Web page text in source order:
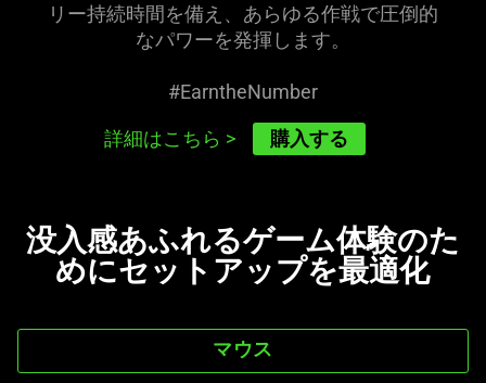
リー持続時間を備え、あらゆる作戦で圧倒的
なパワーを発揮し ます。
#EarntheNumber
詳細はこちら > 購入する
没入感あふれるゲーム体験のた
めにセットアップを最適化
マウス